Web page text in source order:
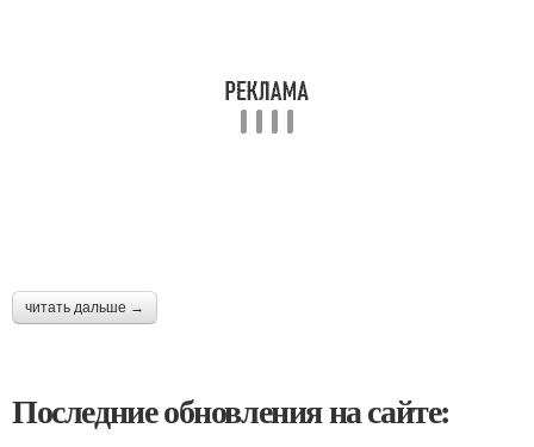
читать дальше →
Последние обновления на сайте: